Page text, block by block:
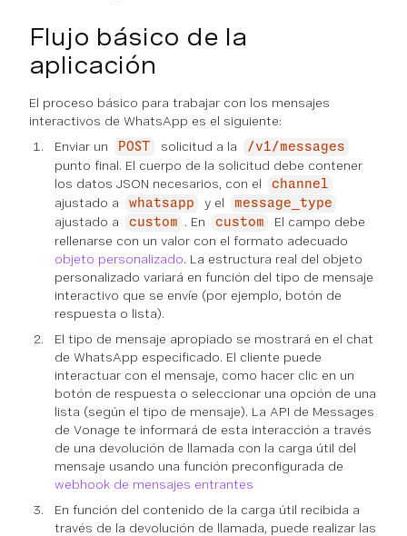
Flujo básico de la
aplicación
El proceso básico para trabajar con los mensajes
interactivos de WhatsApp es el siguiente:
Enviar un
POST solicitud a la /v1/messages
punto final. El cuerpo de la solicitud debe contener
los datos JSON necesarios, con el
channel
ajustado a whatsapp y el message_type
ajustado a custom . En custom
El campo debe
rellenarse con un valor con el formato adecuado
objeto personalizado. La estructura real del objeto
personalizado variará en función del tipo de mensaje
interactivo que se envíe (por ejemplo, botón de
respuesta o lista).
El tipo de mensaje apropiado se mostrará en el chat
de WhatsApp especificado. El cliente puede
interactuar con el mensaje, como hacer clic en un
botón de respuesta o seleccionar una opción de una
lista (según el tipo de mensaje). La API de Messages
de Vonage te informará de esta interacción a través
de una devolución de llamada con la carga útil del
mensaje usando una función preconfigurada de
webhook de mensajes entrantes
En función del contenido de la carga útil recibida a
través de la devolución de llamada, puede realizar las